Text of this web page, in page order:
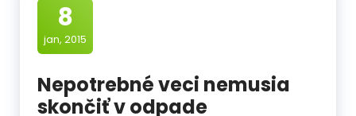
8
jan, 2015
Nepotrebné veci nemusia
skončiť v odpade